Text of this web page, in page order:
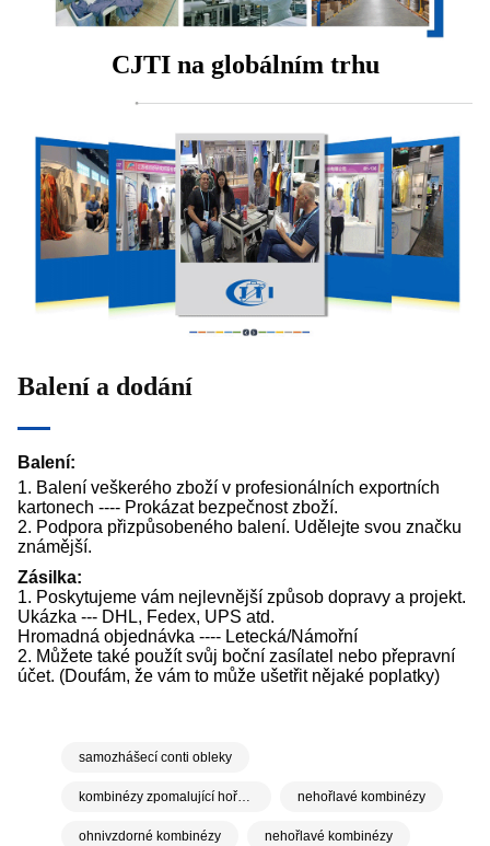
CJTI na globálním trhu
Balení a dodání
Balení:
1. Balení veškerého zboží v profesionálních exportních
kartonech ---- Prokázat bezpečnost zboží.
2. Podpora přizpůsobeného balení. Udělejte svou značku
známější.
Zásilka:
1. Poskytujeme vám nejlevnější způsob dopravy a projekt.
Ukázka --- DHL, Fedex, UPS atd.
Hromadná objednávka ---- Letecká/Námořní
2. Můžete také použít svůj boční zasílatel nebo přepravní
účet. (Doufám, že vám to může ušetřit nějaké poplatky)
samozhášecí conti obleky
nehořlavé kombinézy
ohnivzdorné kombinézy nehořlavé kombinézy